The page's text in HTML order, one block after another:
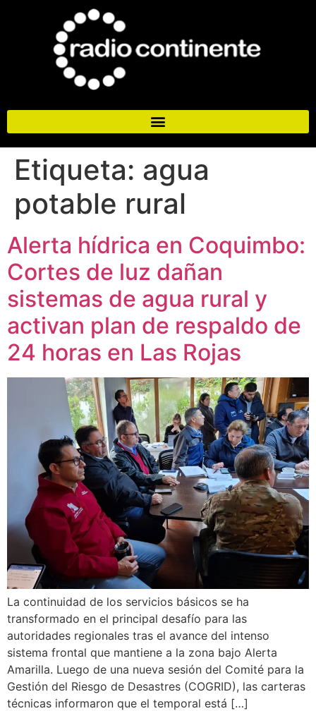
Etiqueta: agua
potable rural
Alerta hídrica en Coquimbo:
Cortes de luz dañan
sistemas de agua rural y
activan plan de respaldo de
24 horas en Las Rojas
La continuidad de los servicios básicos se ha
transformado en el principal desafío para las
autoridades regionales tras el avance del intenso
sistema frontal que mantiene a la zona bajo Alerta
Amarilla. Luego de una nueva sesión del Comité para la
Gestión del Riesgo de Desastres (COGRID), las carteras
técnicas informaron que el temporal está […]